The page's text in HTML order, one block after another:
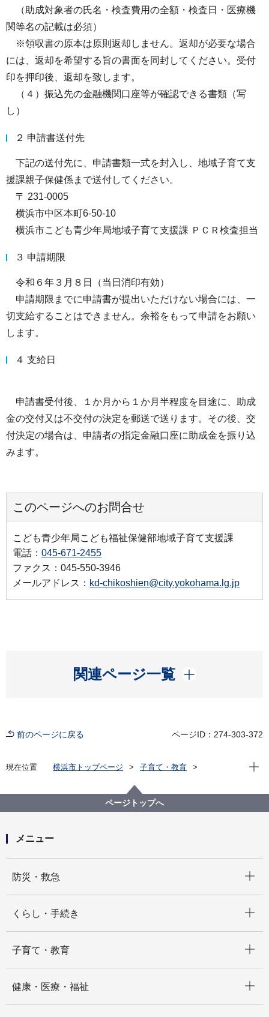
（助成対象者の氏名・検査費用の全額・検査日・医療機
関等名の記載は必須）
※領収書の原本は原則返却しません。返却が必要な場合
には、返却を希望する旨の書面を同封してください。受付
印を押印後、返却を致します。
（４）振込先の金融機関口座等が確認できる書類（写
し）
２ 申請書送付先
下記の送付先に、申請書類一式を封入し、地域子育て支
援課親子保健係まで送付してください。
〒 231-0005
横浜市中区本町6-50-10
横浜市こども青少年局地域子育て支援課 ＰＣＲ検査担当
３ 申請期限
令和６年３月８日（当日消印有効）
申請期限までに申請書が提出いただけない場合には、一
切支給することはできません。余裕をもって申請をお願い
します。
４ 支給日
申請書受付後、１か月から１か月半程度を目途に、助成
金の交付又は不交付の決定を郵送で送ります。その後、交
付決定の場合は、申請者の指定金融口座に助成金を振り込
みます。
このページへのお問合せ
こども青少年局こども福祉保健部地域子育て支援課
電話： 045-671-2455
ファクス：045-550-3946
メールアドレス： kd-chikoshien@city.yokohama.lg.jp
関連ページ一覧
開く
前のページに戻る ページID：274-303-372
現在位置 横浜市トップページ
子育て・教育
【助成申請受付終了】新型コロナウイルス流行下にお
ける不安を抱える妊産婦への分娩前ＰＣＲ検査等事業
現在
ページトップへ
メニュー
防災・救急
くらし・手続き
子育て・教育
健康・医療・福祉